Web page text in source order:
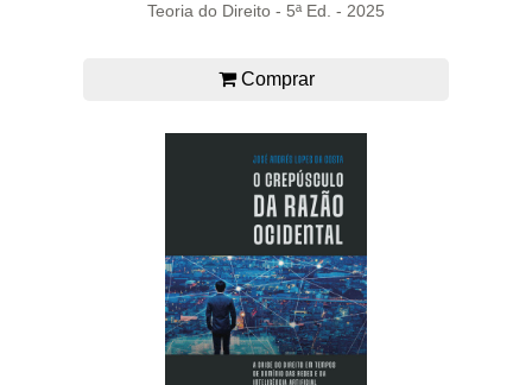
Teoria do Direito - 5ª Ed. - 2025
Comprar